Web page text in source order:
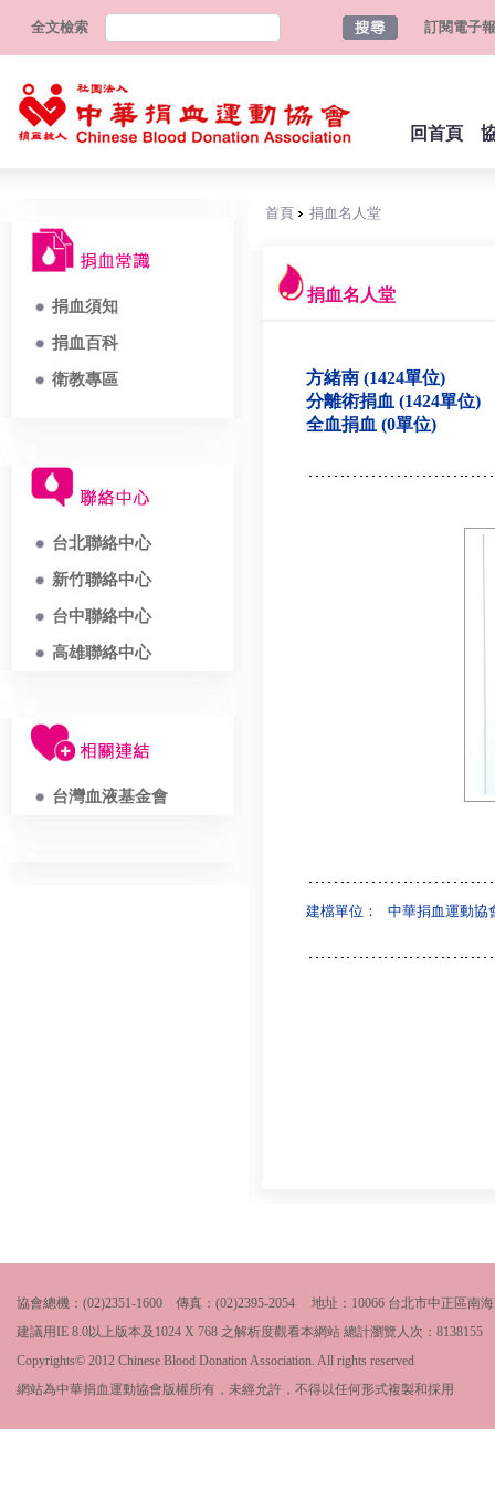
全文檢索 訂閱電子報
回首頁
捐血須知
捐血百科
衛教專區
台北聯絡中心
新竹聯絡中心
台中聯絡中心
高雄聯絡中心
台灣血液基金會
首頁 捐血名人堂
捐血名人堂
方緒南 (1424單位)
分離術捐血 (1424單位)
全血捐血 (0單位)
建檔單位： 中華捐血運動協
協會總機：(02)2351-1600 傳真：(02)2395-2054 地址：10066 台北市中正區南
建議用IE 8.0以上版本及1024 X 768 之解析度觀看本網站 總計瀏覽人次： 8138155
Copyrights© 2012 Chinese Blood Donation Association. All rights reserved
網站為中華捐血運動協會版權所有，未經允許，不得以任何形式複製和採用